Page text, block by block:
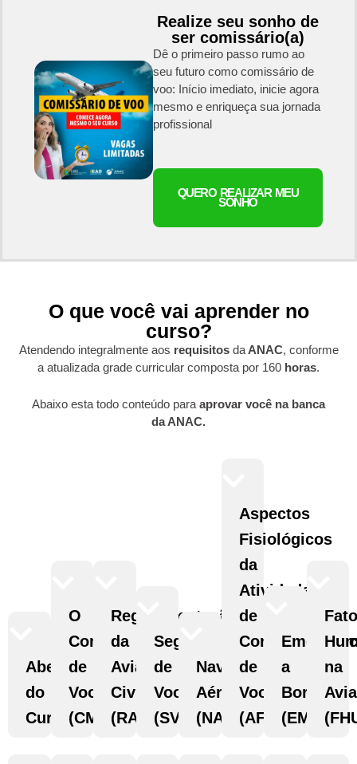
Realize seu sonho de
ser comissário(a)
Dê o primeiro passo rumo ao
seu futuro como comissário de
voo: Início imediato, inicie agora
mesmo e enriqueça sua jornada
profissional
QUERO REALIZAR MEU
SONHO
O que você vai aprender no
curso?
Atendendo integralmente aos requisitosdaANAC, conforme
a atualizada grade curricular composta por 160 horas.
Abaixo esta todo conteúdo paraaprovar você na banca
da ANAC.
Abertura
do
Curso
O
Comissário
de
Voo
(CMS)
Regulamentação
da
Aviação
Civil
(RAC)
Segurança
de
Voo
(SVO)
Navegação
Aérea
(NAV)
Aspectos
Fisiológicos
da
Atividade
de
Comissário
de
Voo
(AFI)
a
Bordo
(EME)
na